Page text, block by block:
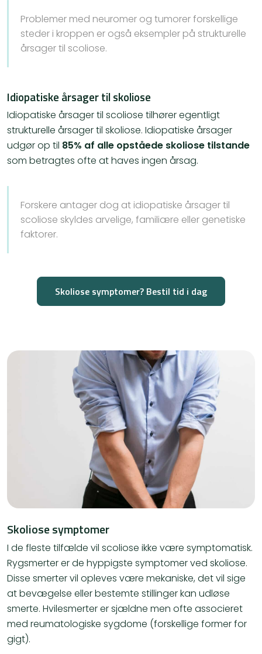
Problemer med neuromer og tumorer forskellige
steder i kroppen er også eksempler på strukturelle
årsager til scoliose.
Idiopatiske årsager til skoliose
Idiopatiske årsager til scoliose tilhører egentligt
strukturelle årsager til skoliose. Idiopatiske årsager
udgør op til 85% af alle opståede skoliose tilstande
som betragtes ofte at haves ingen årsag.
Forskere antager dog at idiopatiske årsager til
scoliose skyldes arvelige, familiære eller genetiske
faktorer.
Skoliose symptomer? Bestil tid i dag
Skoliose symptomer
I de fleste tilfælde vil scoliose ikke være symptomatisk.
Rygsmerter er de hyppigste symptomer ved skoliose.
Disse smerter vil opleves være mekaniske, det vil sige
at bevægelse eller bestemte stillinger kan udløse
smerte. Hvilesmerter er sjældne men ofte associeret
med reumatologiske sygdome (forskellige former for
gigt).